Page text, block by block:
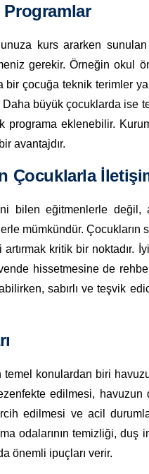
Programlar
kurs ararken
gerekir. Örneğin okul
bir çocuğa teknik terimler
büyük çocuklarda ise
programa eklenebilir.
avantajdır.
Çocuklarla
bilen eğitmenlerle değil,
mümkündür. Çocukların
kritik bir noktadır.
hissetmesine de
sabırlı ve teşvik
konulardan biri
edilmesi,
edilmesi ve acil
odalarının temizliği, duş
önemli ipuçları verir.